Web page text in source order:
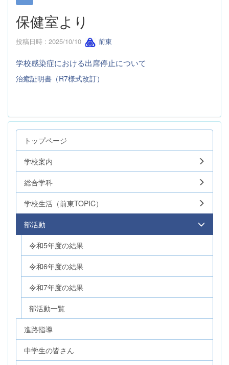
保健室より
投稿日時 : 2025/10/10 前東
学校感染症における出席停止について
治癒証明書（R7様式改訂）
トップページ
学校案内
総合学科
学校生活（前東TOPIC）
部活動
令和5年度の結果
令和6年度の結果
令和7年度の結果
部活動一覧
進路指導
中学生の皆さん